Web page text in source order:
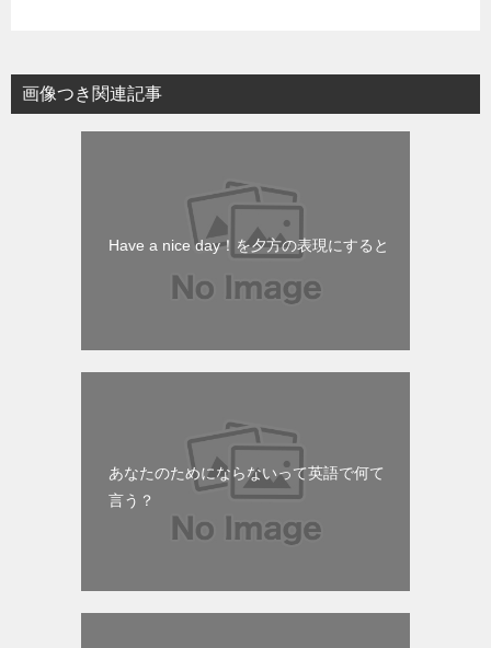
画像つき関連記事
Have a nice day！を夕方の表現にすると
あなたのためにならないって英語で何て
言う？